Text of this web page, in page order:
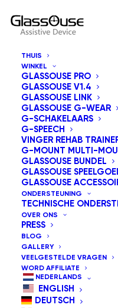
THUIS
WINKEL
GLASSOUSE PRO
GLASSOUSE V1.4
GLASSOUSE LINK
GLASSOUSE G-WEAR
G-SCHAKELAARS
G-SPEECH
VINGER REHAB
G-MOUNT MULTI-
GLASSOUSE BUNDEL
GLASSOUSE
GLASSOUSE
ONDERSTEUNING
TECHNISCHE
OVER ONS
PRESS
BLOG
GALLERY
VEELGESTELDE VRAGEN
WORD AFFILIATE
NEDERLANDS
ENGLISH
DEUTSCH
Toon alles
Sorteer op
Sorteer op